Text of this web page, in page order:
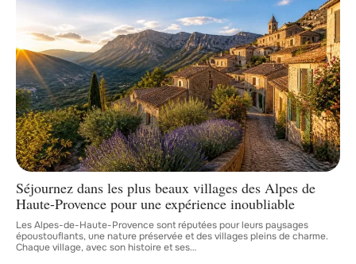
Séjournez dans les plus beaux villages des Alpes de
Haute-Provence pour une expérience inoubliable
Les Alpes-de-Haute-Provence sont réputées pour leurs paysages
époustouflants, une nature préservée et des villages pleins de charme.
Chaque village, avec son histoire et ses…